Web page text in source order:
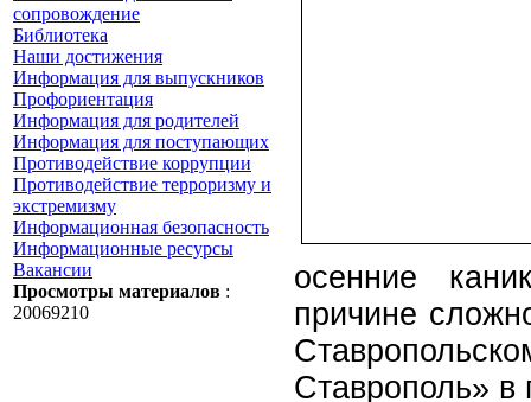
сопровождение
Библиотека
Наши достижения
Информация для выпускников
Профориентация
Информация для родителей
Информация для поступающих
Противодействие коррупции
Противодействие терроризму и
экстремизму
Информационная безопасность
Информационные ресурсы
Вакансии
Просмотры материалов :
20069210
осенние
причине
Ставрополь» в